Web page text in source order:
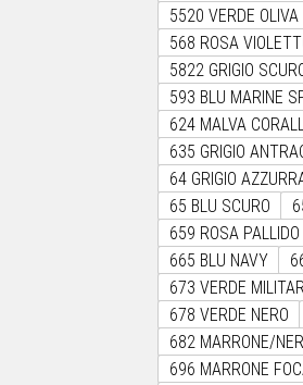
5520 VERDE OLIVA
568 ROSA
5822 GRIGIO
593 BLU MARINE
624 MALVA
635 GRIGIO
64 GRIGIO
65 BLU SCURO
659 ROSA PALLIDO
665 BLU NAVY
673 VERDE
678 VERDE NERO
682 MARRONE/
696 MARRONE